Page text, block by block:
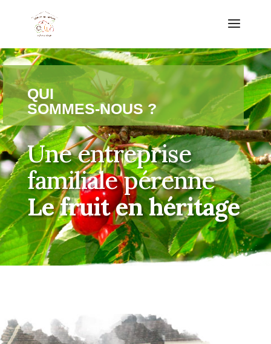
QUI
SOMMES-NOUS ?
Une entreprise
familiale pérenne
Le fruit en héritage